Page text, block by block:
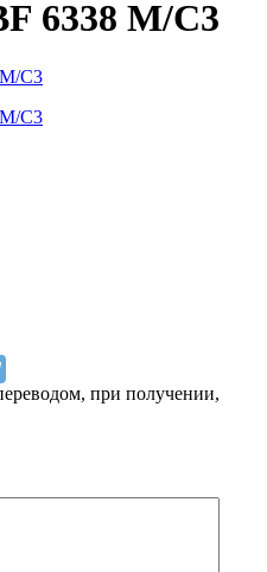
6338 M/C3
при получении,